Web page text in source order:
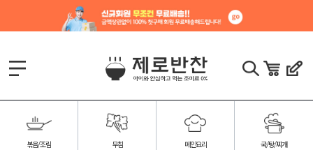
볶음/조림 무침 메인요리 국/탕/찌개